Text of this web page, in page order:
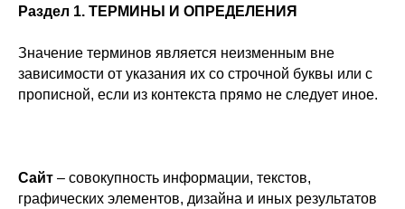
Раздел 1. ТЕРМИНЫ И ОПРЕДЕЛЕНИЯ
Значение терминов является неизменным вне
зависимости от указания их со строчной буквы или с
прописной, если из контекста прямо не следует иное.
Сайт – совокупность информации, текстов,
графических элементов, дизайна и иных результатов